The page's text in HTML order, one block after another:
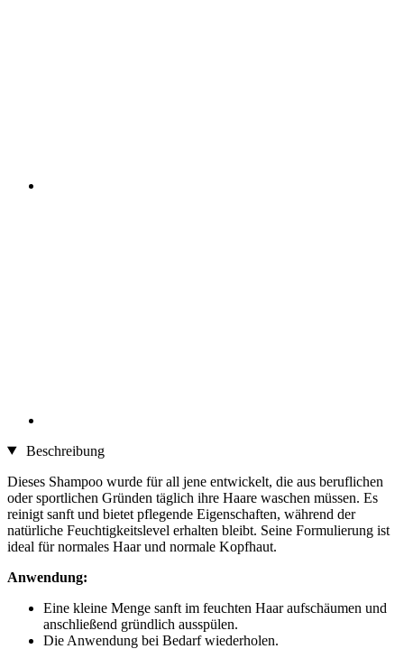
Beschreibung
Dieses Shampoo wurde für all jene entwickelt, die aus beruflichen
oder sportlichen Gründen täglich ihre Haare waschen müssen. Es
reinigt sanft und bietet pflegende Eigenschaften, während der
natürliche Feuchtigkeitslevel erhalten bleibt. Seine Formulierung ist
ideal für normales Haar und normale Kopfhaut.
Anwendung:
Eine kleine Menge sanft im feuchten Haar aufschäumen und
anschließend gründlich ausspülen.
Die Anwendung bei Bedarf wiederholen.